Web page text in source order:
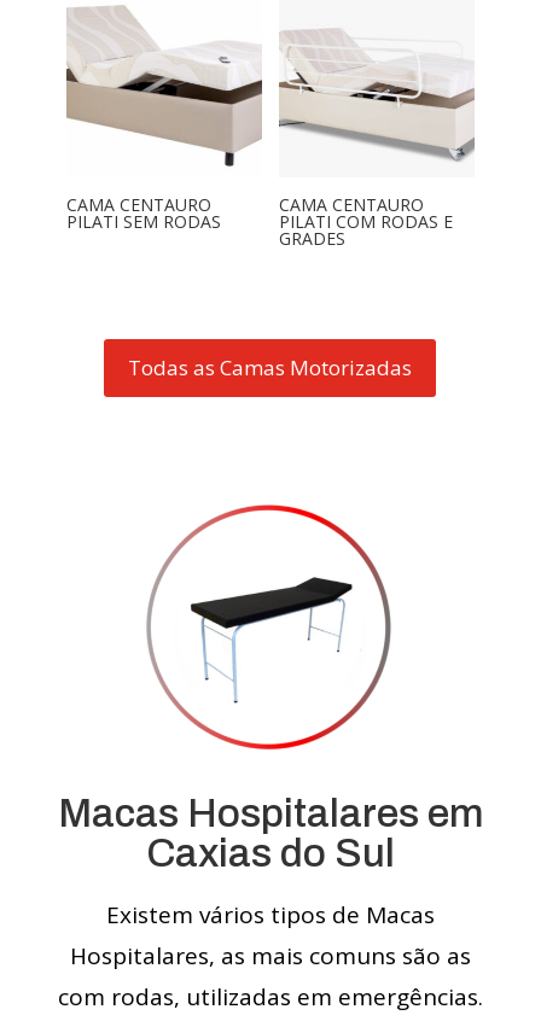
CAMA CENTAURO
PILATI SEM RODAS
CAMA CENTAURO
PILATI COM RODAS E
GRADES
Todas as Camas Motorizadas
Macas Hospitalares em
Caxias do Sul
Existem vários tipos de Macas
Hospitalares, as mais comuns são as
com rodas, utilizadas em emergências.